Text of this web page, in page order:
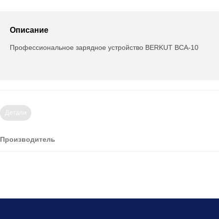
Описание
Профессиональное зарядное устройство BERKUT BCA-10
Детали
Производитель